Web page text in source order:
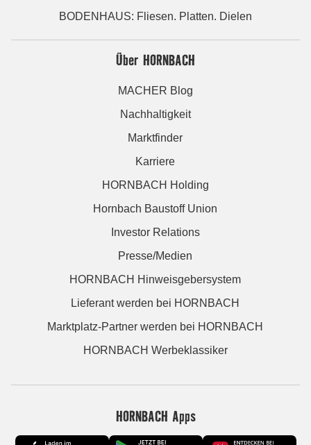
BODENHAUS: Fliesen. Platten. Dielen
Über HORNBACH
MACHER Blog
Nachhaltigkeit
Marktfinder
Karriere
HORNBACH Holding
Hornbach Baustoff Union
Investor Relations
Presse/Medien
HORNBACH Hinweisgebersystem
Lieferant werden bei HORNBACH
Marktplatz-Partner werden bei HORNBACH
HORNBACH Werbeklassiker
HORNBACH Apps